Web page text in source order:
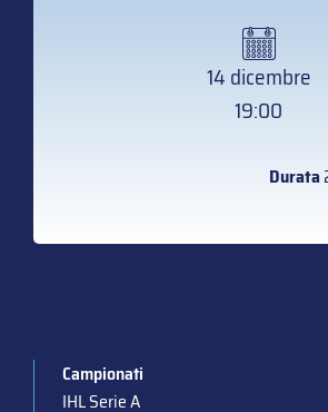
14 dicembre
19:00
Durata
Campionati
IHL Serie A